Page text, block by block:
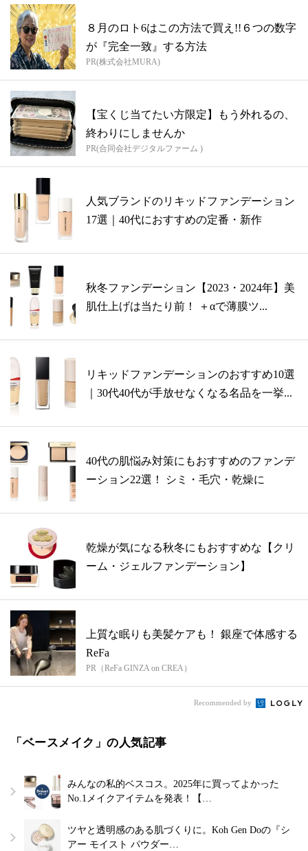
８月のロト6はこの方法で買え!!６つの数字
が『完全一致』する方法
PR(株式会社MURA)
【宝くじ当てたい方限定】もう外れるの、
終わりにしませんか
PR(合同会社デジタルファーム )
人気ブランドのリキッドファンデーション
17選｜40代におすすめの定番・新作
秋冬ファンデーション【2023・2024年】美
肌仕上げは当たり前！ ＋αで薄膜ツ...
リキッドファンデーションのおすすめ10選
｜30代40代が手放せなくなる名品を一挙...
40代の肌悩み対策にもおすすめのファンデ
ーション22選！ シミ・毛穴・乾燥に
乾燥が気になる秋冬にもおすすめな【クリ
ーム・ジェルファンデーション】
上質な眠りも美髪ケアも！ 銀座で体感する
ReFa
PR（ReFa GINZA on CREA）
Recommended by
「ベースメイク」の人気記事
みんなの私的ベスコス。2025年に買ってよかった
No.1メイクアイテムを発表！【…
ツヤと透明感のある肌づくりに。Koh Gen Doの『シ
アー モイスト パウダー…